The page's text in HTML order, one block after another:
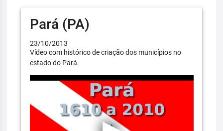
Pará (PA)
23/10/2013
Vídeo com histórico de criação dos municípios no
estado do Pará.